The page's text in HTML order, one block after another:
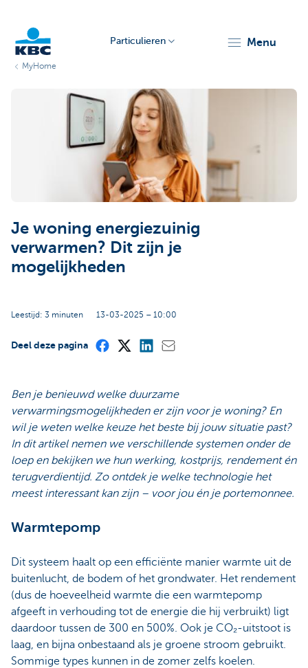
Particulieren menu
MyHome
Je woning energiezuinig
verwarmen? Dit zijn je
mogelijkheden
Leestijd: 3 minuten 13-03-2025 – 10:00
Deel deze pagina
Ben je benieuwd welke duurzame
verwarmingsmogelijkheden er zijn voor je woning? En
wil je weten welke keuze het beste bij jouw situatie past?
In dit artikel nemen we verschillende systemen onder de
loep en bekijken we hun werking, kostprijs, rendement én
terugverdientijd. Zo ontdek je welke technologie het
meest interessant kan zijn – voor jou én je portemonnee.
Warmtepomp
Dit systeem haalt op een efficiënte manier warmte uit de
buitenlucht, de bodem of het grondwater. Het rendement
(dus de hoeveelheid warmte die een warmtepomp
afgeeft in verhouding tot de energie die hij verbruikt) ligt
daardoor tussen de 300 en 500%. Ook je CO₂-uitstoot is
laag, en bijna onbestaand als je groene stroom gebruikt.
Sommige types kunnen in de zomer zelfs koelen.